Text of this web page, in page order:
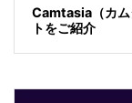
Camtasia（カム
トをご紹介